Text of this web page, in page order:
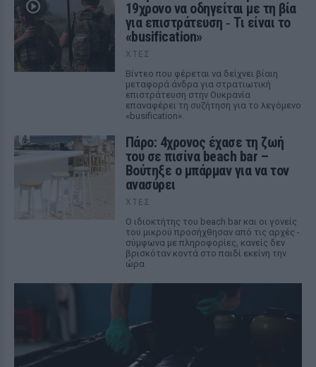
19χρονο να οδηγείται με τη βία
για επιστράτευση ‑ Τι είναι το
«busification»
ΧΤΕΣ
Βίντεο που φέρεται να δείχνει βίαιη
μεταφορά άνδρα για στρατιωτική
επιστράτευση στην Ουκρανία
επαναφέρει τη συζήτηση για το λεγόμενο
«busification».
Πάρο: 4χρονος έχασε τη ζωή
του σε πισίνα beach bar –
Βούτηξε ο μπάρμαν για να τον
ανασύρει
ΧΤΕΣ
Ο ιδιοκτήτης του beach bar και οι γονείς
του μικρού προσήχθησαν από τις αρχές -
σύμφωνα με πληροφορίες, κανείς δεν
βρισκόταν κοντά στο παιδί εκείνη την
ώρα